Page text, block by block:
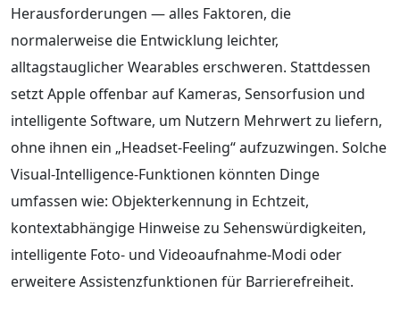
Herausforderungen — alles Faktoren, die
normalerweise die Entwicklung leichter,
alltagstauglicher Wearables erschweren. Stattdessen
setzt Apple offenbar auf Kameras, Sensorfusion und
intelligente Software, um Nutzern Mehrwert zu liefern,
ohne ihnen ein „Headset-Feeling“ aufzuzwingen. Solche
Visual-Intelligence-Funktionen könnten Dinge
umfassen wie: Objekterkennung in Echtzeit,
kontextabhängige Hinweise zu Sehenswürdigkeiten,
intelligente Foto- und Videoaufnahme-Modi oder
erweitere Assistenzfunktionen für Barrierefreiheit.